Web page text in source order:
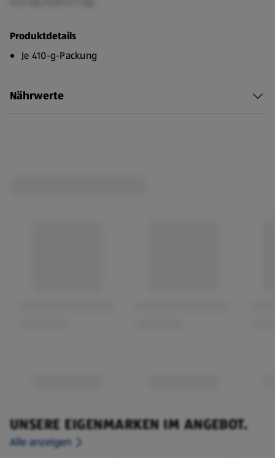
Produktdetails
Je 410-g-Packung
Nährwerte
UNSERE EIGENMARKEN IM ANGEBOT.
Alle anzeigen